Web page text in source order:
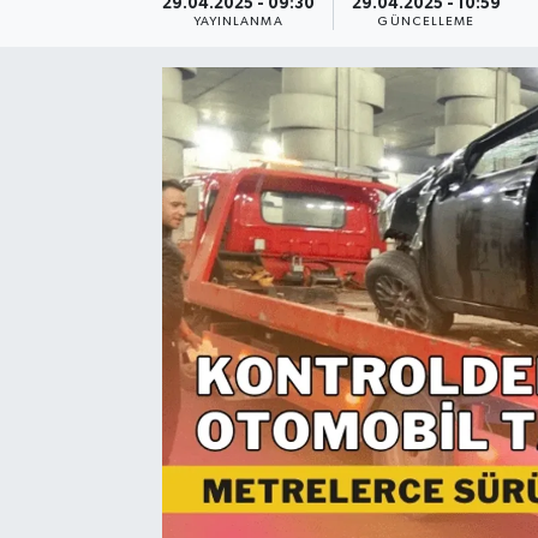
29.04.2025 - 09:30
YAYINLANMA
29.04.2025 - 10:59
GÜNCELLEME
Röportajlar